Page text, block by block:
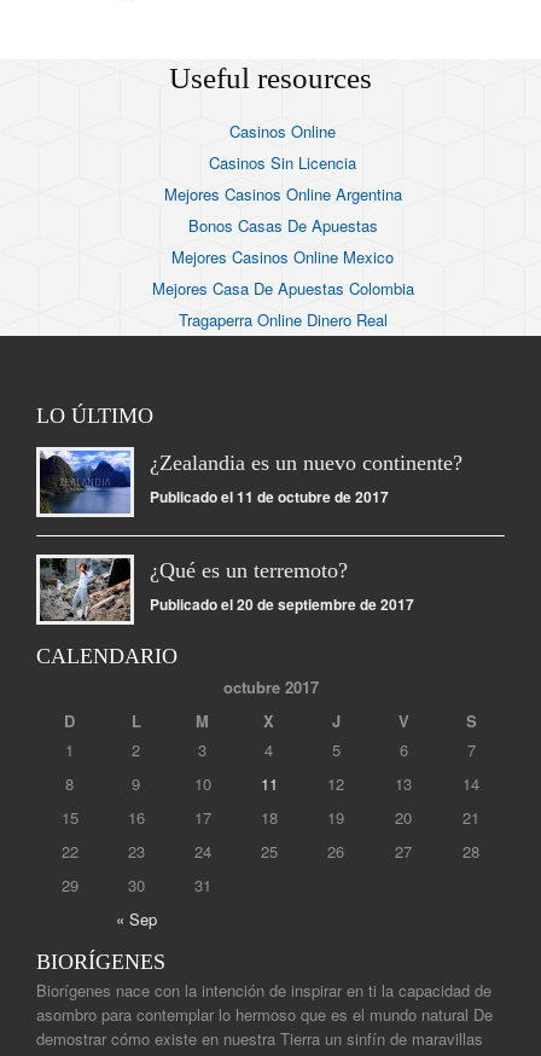
Useful resources
Casinos Online
Casinos Sin Licencia
Mejores Casinos Online Argentina
Bonos Casas De Apuestas
Mejores Casinos Online Mexico
Mejores Casa De Apuestas Colombia
Tragaperra Online Dinero Real
LO ÚLTIMO
¿Zealandia es un nuevo continente?
Publicado el 11 de octubre de 2017
¿Qué es un terremoto?
Publicado el 20 de septiembre de 2017
CALENDARIO
octubre 2017
D
L M X J V S
« Sep
1 2 3 4 5 6
7
8
9 10 11 12 13
14
15
16 17 18 19 20
21
22
23 24 25 26 27
28
29
30 31
BIORÍGENES
Biorígenes nace con la intención de inspirar en ti la capacidad de
asombro para contemplar lo hermoso que es el mundo natural De
demostrar cómo existe en nuestra Tierra un sinfín de maravillas